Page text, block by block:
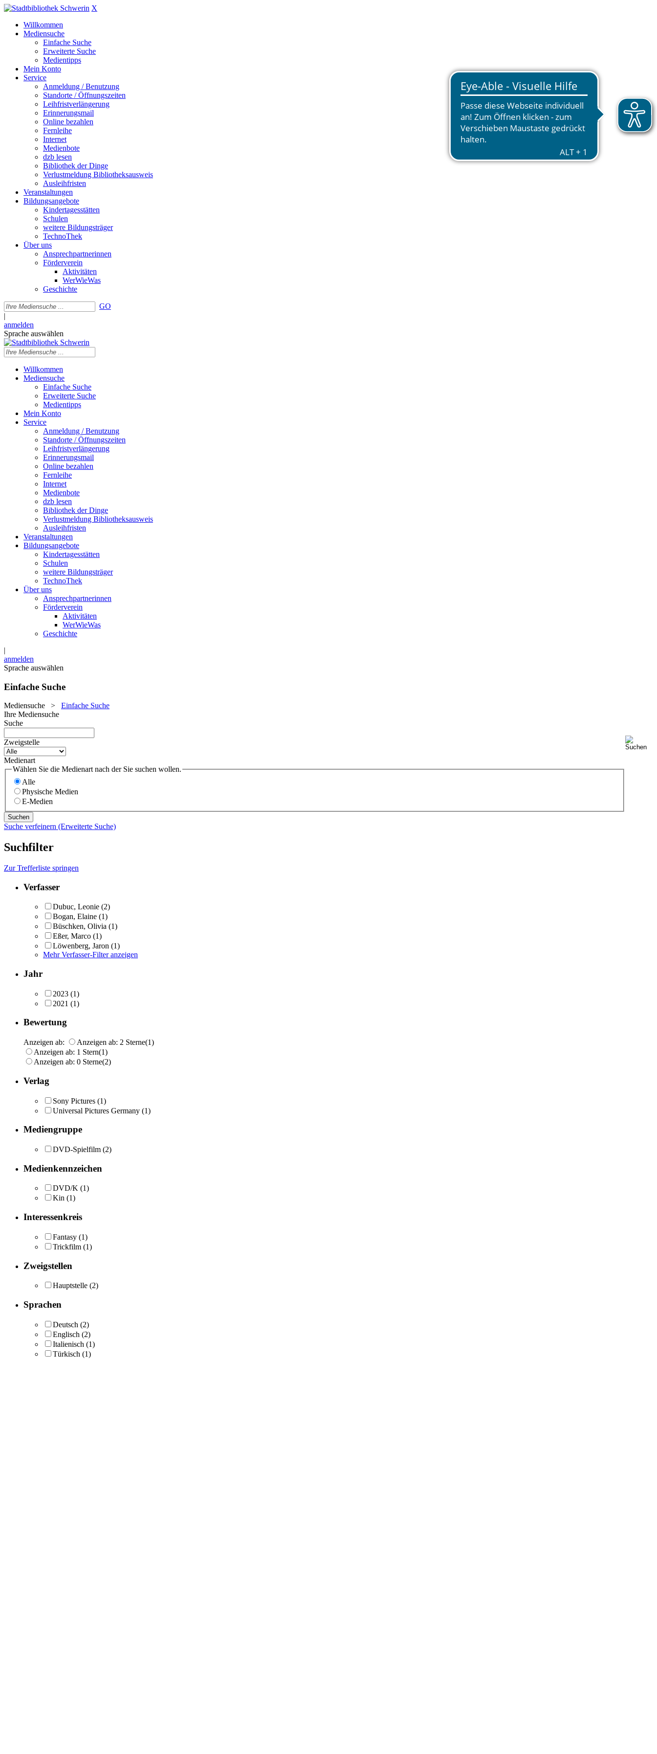
X
Willkommen
Mediensuche
Einfache Suche
Erweiterte Suche
Medientipps
Mein Konto
Service
Anmeldung / Benutzung
Standorte / Öffnungszeiten
Leihfristverlängerung
Erinnerungsmail
Online bezahlen
Fernleihe
Internet
Medienbote
dzb lesen
Bibliothek der Dinge
Verlustmeldung Bibliotheksausweis
Ausleihfristen
Veranstaltungen
Bildungsangebote
Kindertagesstätten
Schulen
weitere Bildungsträger
TechnoThek
Über uns
Ansprechpartnerinnen
Förderverein
Aktivitäten
WerWieWas
Geschichte
GO
|
anmelden
Sprache auswählen
Willkommen
Mediensuche
Einfache Suche
Erweiterte Suche
Medientipps
Mein Konto
Service
Anmeldung / Benutzung
Standorte / Öffnungszeiten
Leihfristverlängerung
Erinnerungsmail
Online bezahlen
Fernleihe
Internet
Medienbote
dzb lesen
Bibliothek der Dinge
Verlustmeldung Bibliotheksausweis
Ausleihfristen
Veranstaltungen
Bildungsangebote
Kindertagesstätten
Schulen
weitere Bildungsträger
TechnoThek
Über uns
Ansprechpartnerinnen
Förderverein
Aktivitäten
WerWieWas
Geschichte
|
anmelden
Sprache auswählen
Einfache Suche
Mediensuche > Einfache Suche
Ihre Mediensuche
Suche
Zweigstelle
Medienart
Wählen Sie die Medienart nach der Sie suchen wollen.
Alle
Physische Medien
E-Medien
Suche verfeinern (Erweiterte Suche)
Suchfilter
Zur Trefferliste springen
Verfasser
Dubuc, Leonie (2)
Bogan, Elaine (1)
Büschken, Olivia (1)
Eßer, Marco (1)
Löwenberg, Jaron (1)
Mehr Verfasser-Filter anzeigen
Jahr
2023 (1)
2021 (1)
Bewertung
Anzeigen ab: Anzeigen ab: 2 Sterne(1)
Anzeigen ab: 1 Stern(1)
Anzeigen ab: 0 Sterne(2)
Verlag
Sony Pictures (1)
Universal Pictures Germany (1)
Mediengruppe
DVD-Spielfilm (2)
Medienkennzeichen
DVD/K (1)
Kin (1)
Interessenkreis
Fantasy (1)
Trickfilm (1)
Zweigstellen
Hauptstelle (2)
Sprachen
Deutsch (2)
Englisch (2)
Italienisch (1)
Türkisch (1)